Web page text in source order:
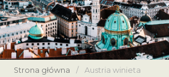
Strona główna / Austria winieta